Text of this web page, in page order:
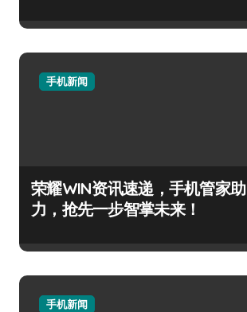
手机新闻
荣耀WIN资讯速递，手机管家助
力，抢先一步智掌未来！
手机新闻